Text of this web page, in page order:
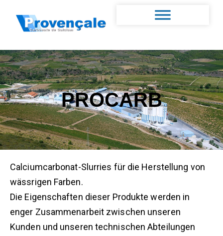
PROCARB
Calciumcarbonat-Slurries für die Herstellung von
wässrigen Farben.
Die Eigenschaften dieser Produkte werden in
enger Zusammenarbeit zwischen unseren
Kunden und unseren technischen Abteilungen